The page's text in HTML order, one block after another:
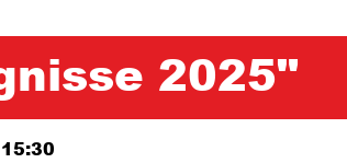
2025"
15:30